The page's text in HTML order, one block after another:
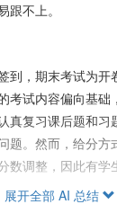
跟不上。
到，期末考试为开
考试内容偏向基础
真复习课后题和习
题。然而，给分方
数调整，因此有学
展开全部 AI 总结